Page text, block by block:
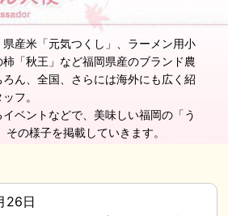
産米「元気つくし」、ラーメン用小
「秋王」など福岡県産のブランド農
ん、全国、さらには海外にも広く紹
フ。
ベントなどで、美味しい福岡の「う
その様子を掲載していきます。
26日